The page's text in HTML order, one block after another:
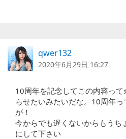
qwer132
2020年6月29日 16:27
10周年を記念してこの内容っ
らせたいみたいだな。10周年っ
が！
今からでも遅くないからもうち
にして下さい